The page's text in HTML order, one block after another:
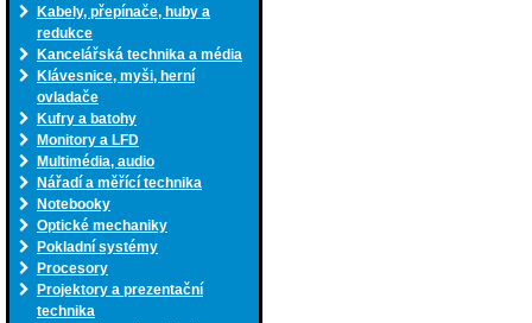
Kabely, přepínače, huby a
redukce
Kancelářská technika a média
Klávesnice, myši, herní
ovladače
Kufry a batohy
Monitory a LFD
Multimédia, audio
Nářadí a měřící technika
Notebooky
Optické mechaniky
Pokladní systémy
Procesory
Projektory a prezentační
technika